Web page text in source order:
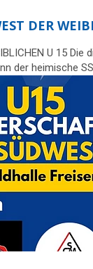
DER
U 15
der heimische